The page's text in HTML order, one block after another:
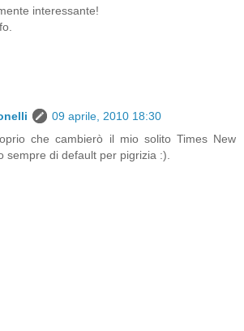
interessante!
09 aprile, 2010 18:30
che cambierò il mio solito Times New
sempre di default per pigrizia :).